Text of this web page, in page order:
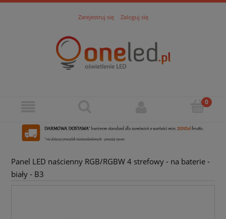
Zarejestruj się Zaloguj się
Panel LED naścienny RGB/RGBW 4 strefowy - na baterie -
biały - B3